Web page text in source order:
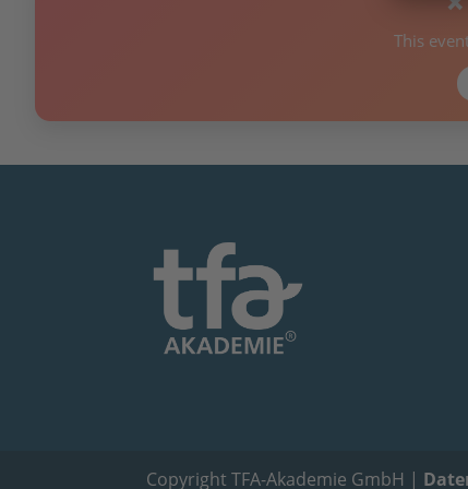
This
Copyright TFA-Akademie GmbH |